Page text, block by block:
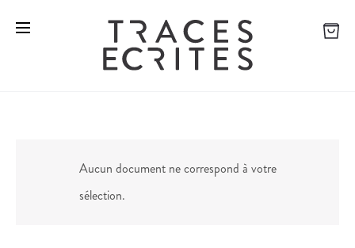
Aucun document ne correspond à votre
sélection.